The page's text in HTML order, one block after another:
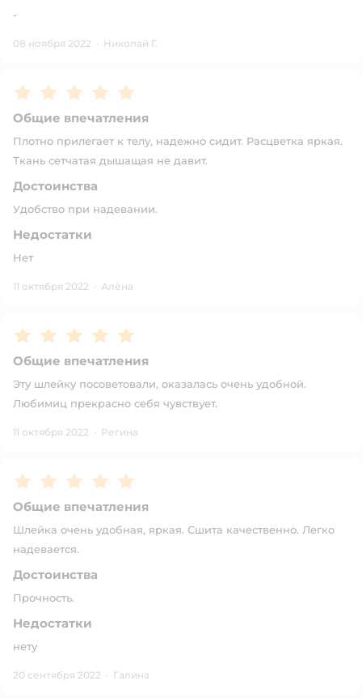
-
08 ноября 2022 · Николай Г.
Рейтинг:5
Общие впечатления
Плотно прилегает к телу, надежно сидит. Расцветка яркая.
Ткань сетчатая дышащая не давит.
Достоинства
Удобство при надевании.
Недостатки
Нет
11 октября 2022 · Алёна
Рейтинг:5
Общие впечатления
Эту шлейку посоветовали, оказалась очень удобной.
Любимиц прекрасно себя чувствует.
11 октября 2022 · Регина
Рейтинг:5
Общие впечатления
Шлейка очень удобная, яркая. Сшита качественно. Легко
надевается.
Достоинства
Прочность.
Недостатки
нету
20 сентября 2022 · Галина